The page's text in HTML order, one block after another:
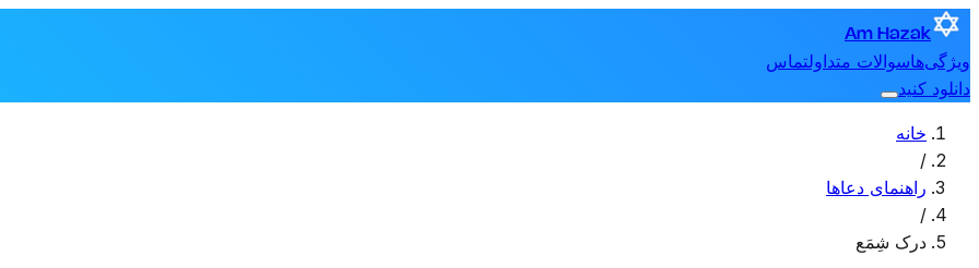
Am Hazak
ویژگی‌هاسوالات متداولتماس
دانلود کنید
خانه
/
راهنمای دعاها
/
درک شِمَع